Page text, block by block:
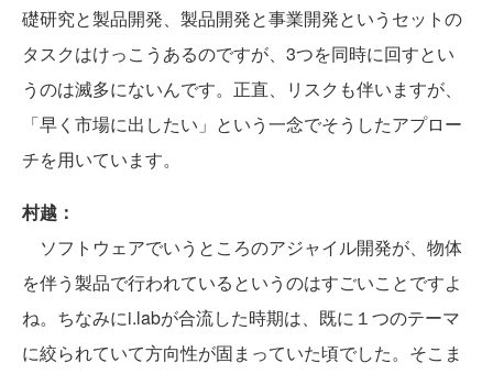
礎研究と製品開発、製品開発と事業開発というセットの
タスクはけっこうあるのですが、3つを同時に回すとい
うのは滅多にないんです。正直、リスクも伴いますが、
「早く市場に出したい」という一念でそうしたアプロー
チを用いています。
村越：
ソフトウェアでいうところのアジャイル開発が、物体
を伴う製品で行われているというのはすごいことですよ
ね。ちなみにi.labが合流した時期は、既に１つのテーマ
に絞られていて方向性が固まっていた頃でした。そこま